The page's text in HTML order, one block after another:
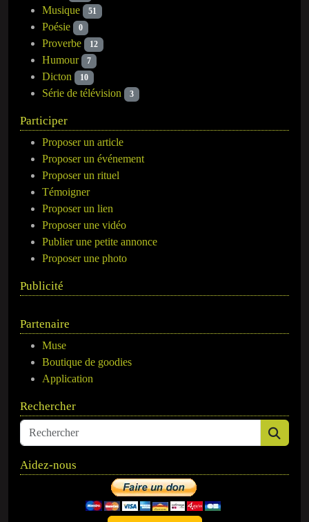
Musique 51
Poésie 0
Proverbe 12
Humour 7
Dicton 10
Série de télévision 3
Participer
Proposer un article
Proposer un événement
Proposer un rituel
Témoigner
Proposer un lien
Proposer une vidéo
Publier une petite annonce
Proposer une photo
Publicité
Partenaire
Muse
Boutique de goodies
Application
Rechercher
Aidez-nous